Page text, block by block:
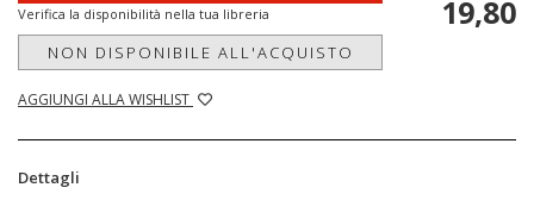
Verifica la disponibilità nella tua libreria
NON DISPONIBILE ALL'ACQUISTO
AGGIUNGI ALLA WISHLIST
19,80
Dettagli